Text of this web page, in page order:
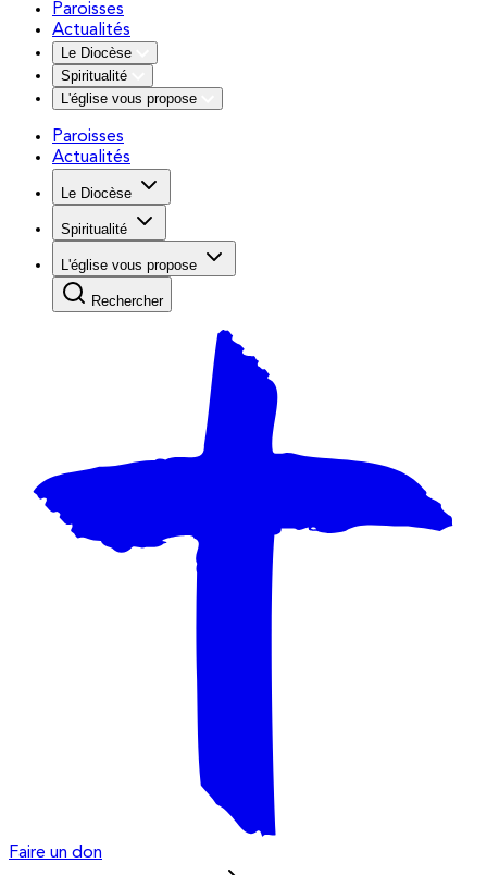
Paroisses
Actualités
Le Diocèse
Spiritualité
L'église vous propose
Paroisses
Actualités
Le Diocèse
Spiritualité
L'église vous propose
Rechercher
Faire un don